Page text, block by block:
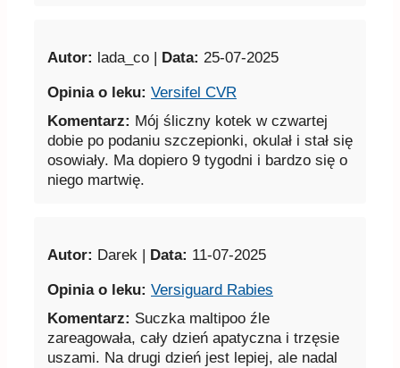
Autor: lada_co | Data: 25-07-2025
Opinia o leku: Versifel CVR
Komentarz: Mój śliczny kotek w czwartej
dobie po podaniu szczepionki, okulał i stał się
osowiały. Ma dopiero 9 tygodni i bardzo się o
niego martwię.
Autor: Darek | Data: 11-07-2025
Opinia o leku: Versiguard Rabies
Komentarz: Suczka maltipoo źle
zareagowała, cały dzień apatyczna i trzęsie
uszami. Na drugi dzień jest lepiej, ale nadal